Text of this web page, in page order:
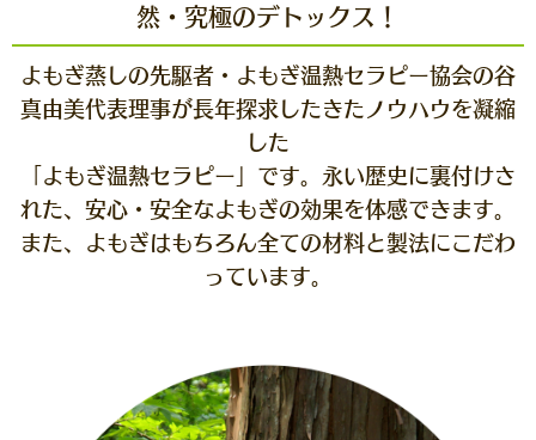
然・究極のデトックス！
よもぎ蒸しの先駆者・よもぎ温熱セラピー協会の谷
真由美代表理事が長年探求したきたノウハウを凝縮
した
「よもぎ温熱セラピー」です。永い歴史に裏付けさ
れた、安心・安全なよもぎの効果を体感できます。
また、よもぎはもちろん全ての材料と製法にこだわ
っています。